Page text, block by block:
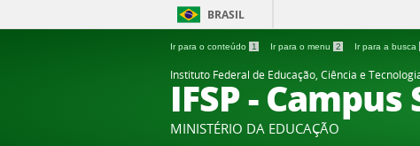
BRASIL
Ir para o conteúdo 1 Ir para o menu 2 Ir para a busca
Instituto Federal de Educação, Ciência e
IFSP - Campus
MINISTÉRIO DA EDUCAÇÃO